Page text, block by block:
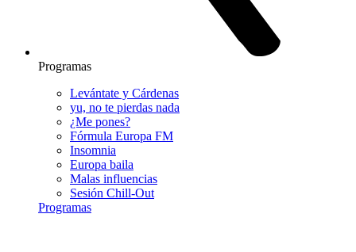
Programas
Levántate y Cárdenas
yu, no te pierdas nada
¿Me pones?
Fórmula Europa FM
Insomnia
Europa baila
Malas influencias
Sesión Chill-Out
Programas